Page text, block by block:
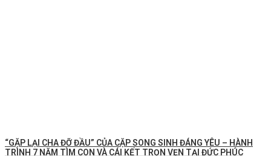
️“GẶP LẠI CHA ĐỠ ĐẦU” CỦA CẶP SONG SINH ĐÁNG YÊU – HÀNH
TRÌNH 7 NĂM TÌM CON VÀ CÁI KẾT TRỌN VẸN TẠI ĐỨC PHÚC